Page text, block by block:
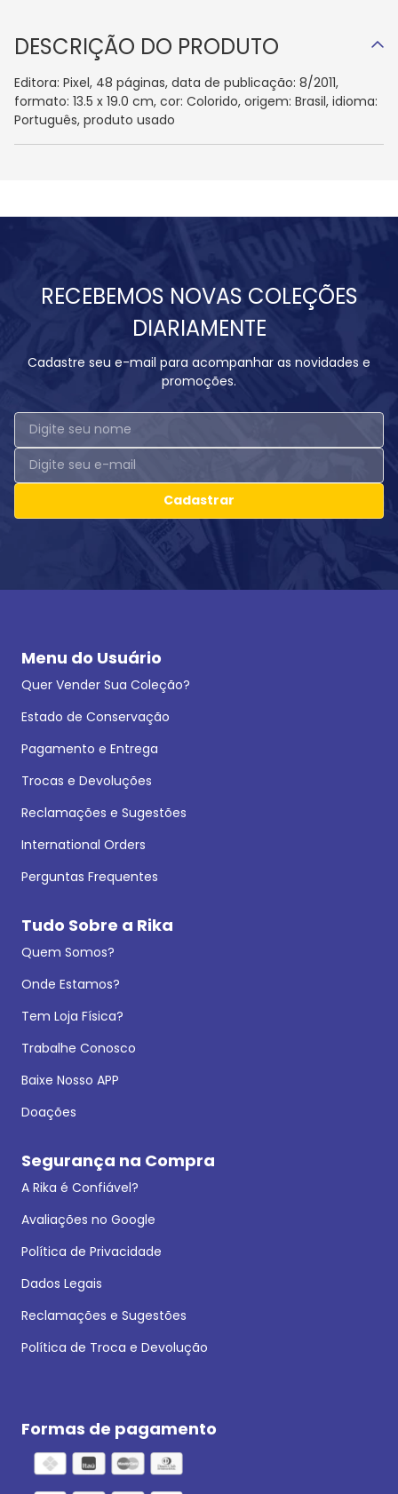
DESCRIÇÃO DO PRODUTO
Editora: Pixel, 48 páginas, data de publicação: 8/2011,
formato: 13.5 x 19.0 cm, cor: Colorido, origem: Brasil, idioma:
Português, produto usado
RECEBEMOS NOVAS COLEÇÕES
DIARIAMENTE
Cadastre seu e-mail para acompanhar as novidades e
promoções.
Cadastrar
Menu do Usuário
Quer Vender Sua Coleção?
Estado de Conservação
Pagamento e Entrega
Trocas e Devoluções
Reclamações e Sugestões
International Orders
Perguntas Frequentes
Tudo Sobre a Rika
Quem Somos?
Onde Estamos?
Tem Loja Física?
Trabalhe Conosco
Baixe Nosso APP
Doações
Segurança na Compra
A Rika é Confiável?
Avaliações no Google
Política de Privacidade
Dados Legais
Reclamações e Sugestões
Política de Troca e Devolução
Formas de pagamento